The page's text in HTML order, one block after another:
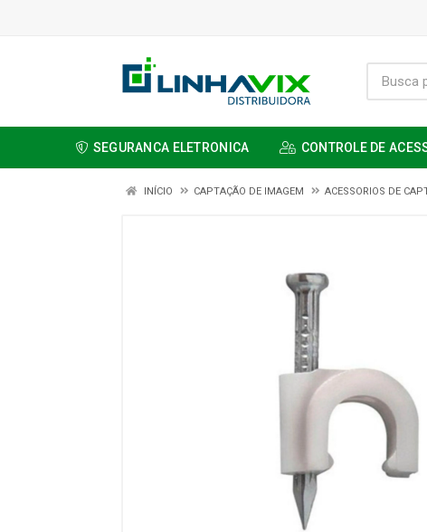
SEGURANCA ELETRONICA CONTROLE DE
INÍCIO CAPTAÇÃO DE IMAGEM ACESSORIOS DE